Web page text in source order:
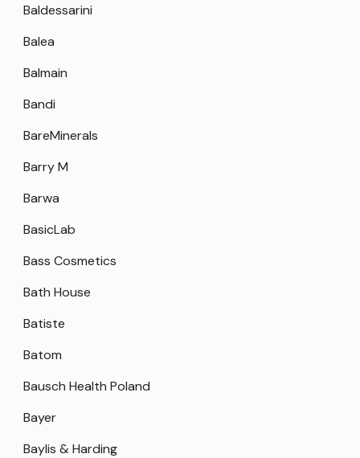
Baldessarini
Balea
Balmain
Bandi
BareMinerals
Barry M
Barwa
BasicLab
Bass Cosmetics
Bath House
Batiste
Batom
Bausch Health Poland
Bayer
Baylis & Harding